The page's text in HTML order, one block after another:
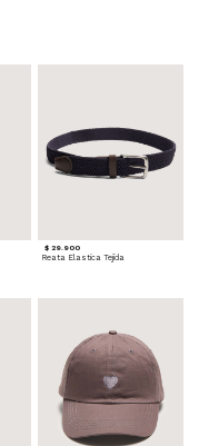
$ 29.900
Reata Elastica Tejida